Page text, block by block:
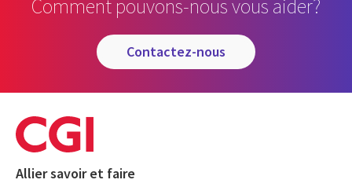
Comment pouvons-nous vous aider?
contactez-nous
Allier savoir et faire